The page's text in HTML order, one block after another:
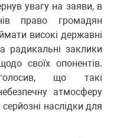
увагу на заяви, в
право громадян
високі державні
радикальні заклики
своїх опонентів.
що такі
атмосферу
наслідки для